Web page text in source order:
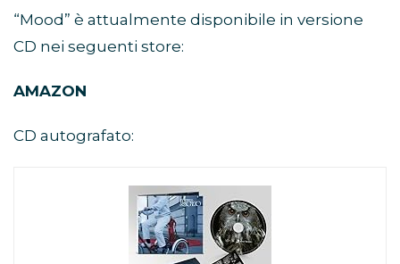
“Mood” è attualmente disponibile in versione
CD nei seguenti store:
AMAZON
CD autografato: